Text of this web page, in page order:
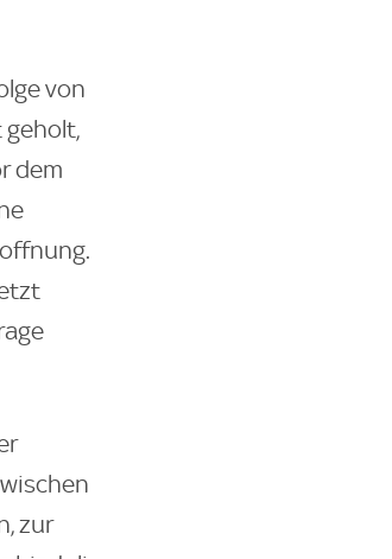
von
geholt,
dem
zur